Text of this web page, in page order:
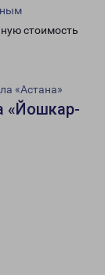
стоимость
«Астана»
«Йошкар-